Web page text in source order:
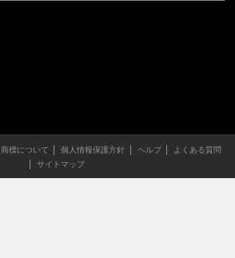
商標について 個人情報保護方針 ヘルプ
よくある質問
サイトマップ